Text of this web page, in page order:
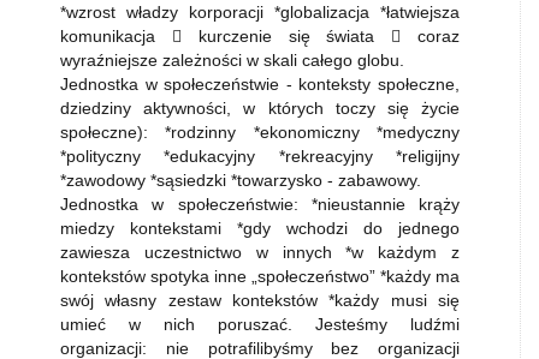
*wzrost władzy korporacji *globalizacja *łatwiejsza
komunikacja  kurczenie się świata  coraz
wyraźniejsze zależności w skali całego globu.
Jednostka w społeczeństwie - konteksty społeczne,
dziedziny aktywności, w których toczy się życie
społeczne): *rodzinny *ekonomiczny *medyczny
*polityczny *edukacyjny *rekreacyjny *religijny
*zawodowy *sąsiedzki *towarzysko - zabawowy.
Jednostka w społeczeństwie: *nieustannie krąży
miedzy kontekstami *gdy wchodzi do jednego
zawiesza uczestnictwo w innych *w każdym z
kontekstów spotyka inne „społeczeństwo” *każdy ma
swój własny zestaw kontekstów *każdy musi się
umieć w nich poruszać. Jesteśmy ludźmi
organizacji: nie potrafilibyśmy bez organizacji